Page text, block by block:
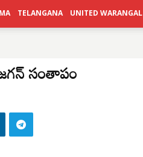
TELANGANA UNITED WARANGAL
సంతాపం